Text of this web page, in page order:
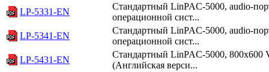
LP-5331-EN
Стандартный LinPAC-5000, audio-
операционной сист...
LP-5341-EN
Стандартный LinPAC-5000, audio-
операционной сист...
LP-5431-EN
Стандартный LinPAC-5000, 800х600
(Английская верси...